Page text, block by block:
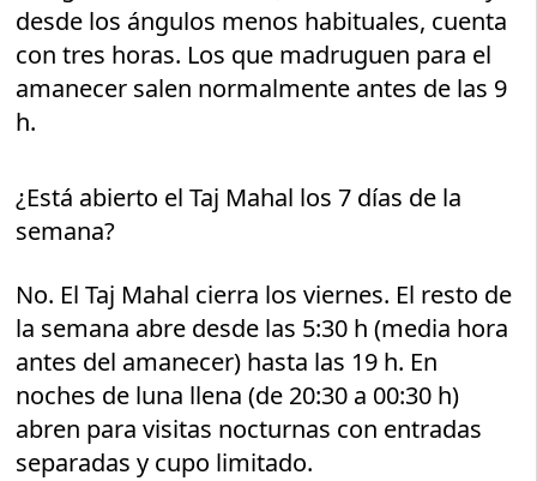
desde los ángulos menos habituales, cuenta
con tres horas. Los que madruguen para el
amanecer salen normalmente antes de las 9
h.
¿Está abierto el Taj Mahal los 7 días de la
semana?
No. El Taj Mahal cierra los viernes. El resto de
la semana abre desde las 5:30 h (media hora
antes del amanecer) hasta las 19 h. En
noches de luna llena (de 20:30 a 00:30 h)
abren para visitas nocturnas con entradas
separadas y cupo limitado.